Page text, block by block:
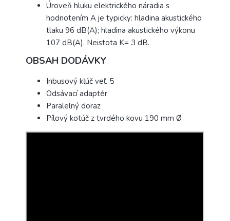
Úroveň hluku elektrického náradia s
hodnotením A je typicky: hladina akustického
tlaku 96 dB(A); hladina akustického výkonu
107 dB(A). Neistota K= 3 dB.
OBSAH DODÁVKY
Inbusový kľúč veľ. 5
Odsávací adaptér
Paralelný doraz
Pílový kotúč z tvrdého kovu 190 mm Ø